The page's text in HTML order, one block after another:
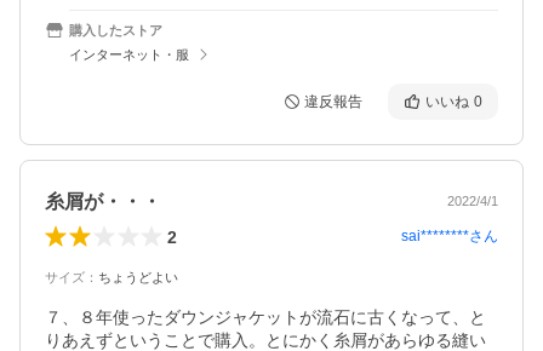
購入したストア
インターネット・服
違反報告 いいね 0
糸屑が・・・ 2022/4/1
2 sai********さん
サイズ ： ちょうどよい
７、８年使ったダウンジャケットが流石に古くなって、と
りあえずということで購入。とにかく糸屑があらゆる縫い